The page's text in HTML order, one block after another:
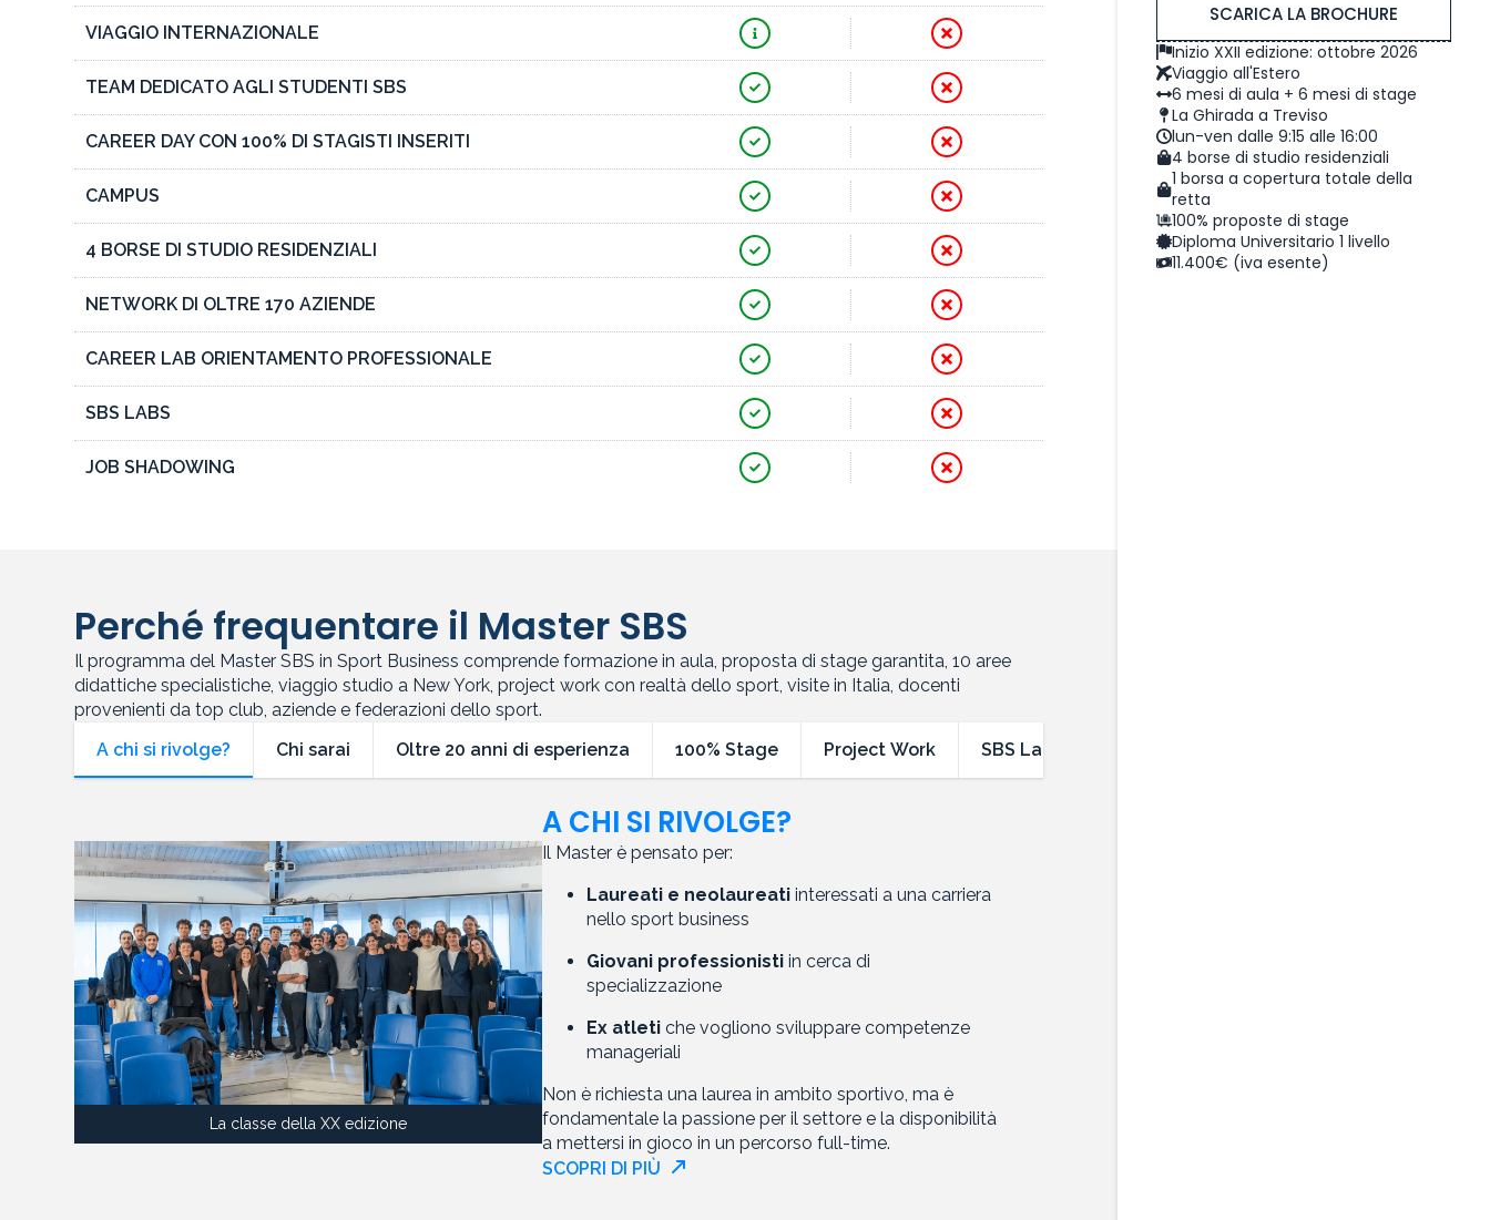
VIAGGIO INTERNAZIONALE
TEAM DEDICATO AGLI STUDENTI SBS
CAREER DAY CON 100% DI STAGISTI INSERITI
CAMPUS
4 BORSE DI STUDIO RESIDENZIALI
NETWORK DI OLTRE 170 AZIENDE
CAREER LAB ORIENTAMENTO PROFESSIONALE
SBS LABS
JOB SHADOWING
Perché frequentare il Master SBS
Il programma del Master SBS in Sport Business comprende formazione in aula, proposta di stage garantita, 10 aree
didattiche specialistiche, viaggio studio a New York, project work con realtà dello sport, visite in Italia, docenti
provenienti da top club, aziende e federazioni dello sport.
A chi si rivolge?
Chi sarai Oltre 20 anni di esperienza 100% Stage Project Work SBS Labs
La classe della XX edizione
A CHI SI RIVOLGE?
Il Master è pensato per:
Laureati e neolaureati interessati a una carriera
nello sport business
Giovani professionisti in cerca di
specializzazione
Ex atleti che vogliono sviluppare competenze
manageriali
Non è richiesta una laurea in ambito sportivo, ma è
fondamentale la passione per il settore e la disponibilità
a mettersi in gioco in un percorso full-time.
SCOPRI DI PIÙ
SCARICA LA BROCHURE
Inizio XXII edizione: ottobre 2026
Viaggio all'Estero
6 mesi di aula + 6 mesi di stage
La Ghirada a Treviso
lun-ven dalle 9:15 alle 16:00
4 borse di studio residenziali
1 borsa a copertura totale della
retta
100% proposte di stage
Diploma Universitario 1 livello
11.400€ (iva esente)